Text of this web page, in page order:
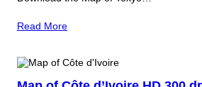
Read More